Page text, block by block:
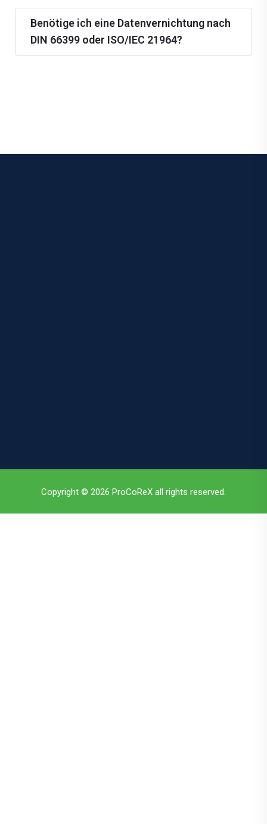
Benötige ich eine Datenvernichtung nach
DIN 66399 oder ISO/IEC 21964?
Copyright © 2026 ProCoReX all rights reserved.